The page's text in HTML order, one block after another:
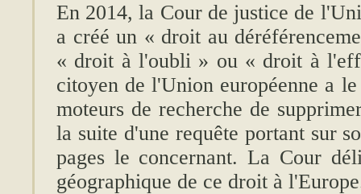
En 2014, la Cour de justice de
a créé un « droit au
« droit à l'oubli » ou « droit à
citoyen de l'Union européenne a
moteurs de recherche de
la suite d'une requête portant sur
pages le concernant. La Cour
géographique de ce droit à